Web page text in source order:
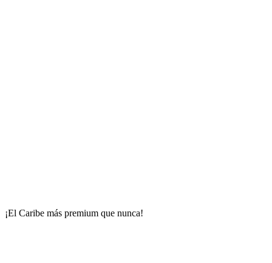
¡El Caribe más premium que nunca!